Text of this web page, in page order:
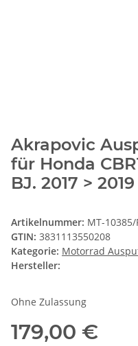
Akrapovic
für Honda
BJ. 2017 >
Artikelnummer: MT-10385/
GTIN: 3831113550208
Kategorie: Motorrad
Hersteller:
Ohne Zulassung
179,00 €